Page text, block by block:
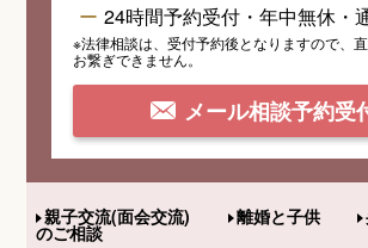
24時間予約受付・年中無休・
※法律相談は、受付予約後となりますので、
お繋ぎできません。
メール相談予約受
親子交流(面会交流)
のご相談
離婚と子供